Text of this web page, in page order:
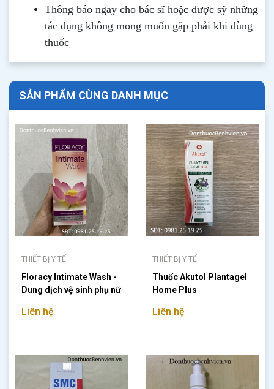
Thông báo ngay cho bác sĩ hoặc dược sỹ những
tác dụng không mong muốn gặp phải khi dùng
thuốc
SẢN PHẨM CÙNG DANH MỤC
THIẾT BỊ Y TẾ
Floracy Intimate Wash -
Dung dịch vệ sinh phụ nữ
Liên hệ
THIẾT BỊ Y TẾ
Thuốc Akutol Plantagel
Home Plus
Liên hệ